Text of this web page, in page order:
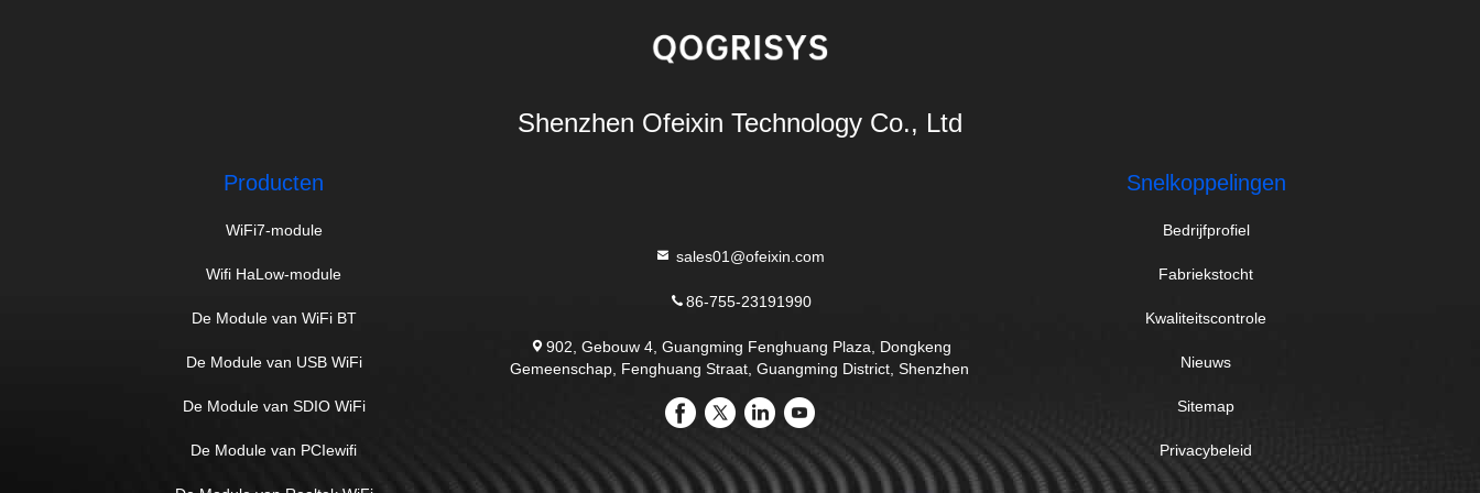
Shenzhen Ofeixin Technology Co., Ltd
Producten
WiFi7-module
Wifi HaLow-module
De Module van WiFi BT
De Module van USB WiFi
De Module van SDIO WiFi
De Module van PCIewifi
sales01@ofeixin.com
86-755-23191990
902, Gebouw 4, Guangming Fenghuang Plaza, Dongkeng
Gemeenschap, Fenghuang Straat, Guangming District, Shenzhen
Snelkoppelingen
Bedrijfprofiel
Fabriekstocht
Kwaliteitscontrole
Nieuws
Sitemap
Privacybeleid